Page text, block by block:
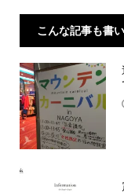
こんな記事も書